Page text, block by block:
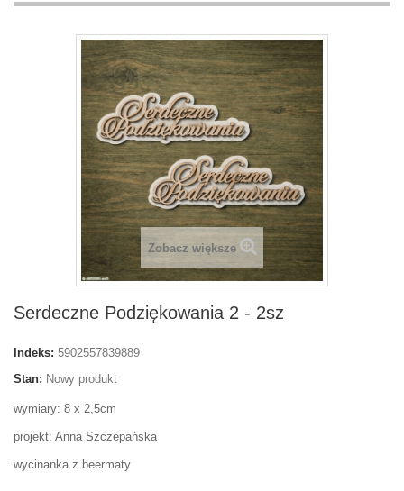
Zobacz większe
Serdeczne Podziękowania 2 - 2sz
Indeks: 5902557839889
Stan: Nowy produkt
wymiary: 8 x 2,5cm
projekt: Anna Szczepańska
wycinanka z beermaty